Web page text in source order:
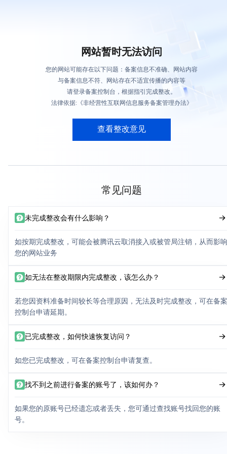
网站暂时无法访问
您的网站可能存在以下问题：备案信息不准确、网站内容
与备案信息不符、网站存在不适宜传播的内容等
请登录备案控制台，根据指引完成整改。
法律依据:《非经营性互联网信息服务备案管理办法》
查看整改意见
常见问题
未完成整改会有什么影响？
如按期完成整改，可能会被腾讯云取消接入或被管局注销，从而影响
您的网站业务
如无法在整改期限内完成整改，该怎么办？
若您因资料准备时间较长等合理原因，无法及时完成整改，可在备案
控制台申请延期。
已完成整改，如何快速恢复访问？
如您已完成整改，可在备案控制台申请复查。
找不到之前进行备案的账号了，该如何办？
如果您的原账号已经遗忘或者丢失，您可通过查找账号找回您的账
号。